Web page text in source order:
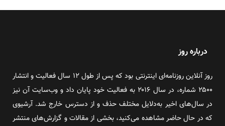
درباره روز
روز آنلاین روزنامه‌ای اینترنتی بود که پس از طول ۱۲ سال فعالیت و انتشار
۲۵۰۰ شماره، در سال ۲۰۱۶ به فعالیت خود پایان داد و وب‌سایت آن نیز
در سال‌های اخیر به‌دلایل مختلف حذف و از دسترس خارج شد. آرشیوی
که در حال حاضر مشاهده می‌کنید، بخشی از مقالات و گزارش‌های منتشر